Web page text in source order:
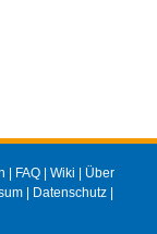
| FAQ | Wiki | Über
| Datenschutz |